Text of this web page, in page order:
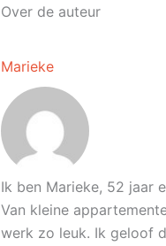
Over de auteur
Marieke
Ik ben Marieke, 52 jaar
Van kleine
werk zo leuk. Ik geloof